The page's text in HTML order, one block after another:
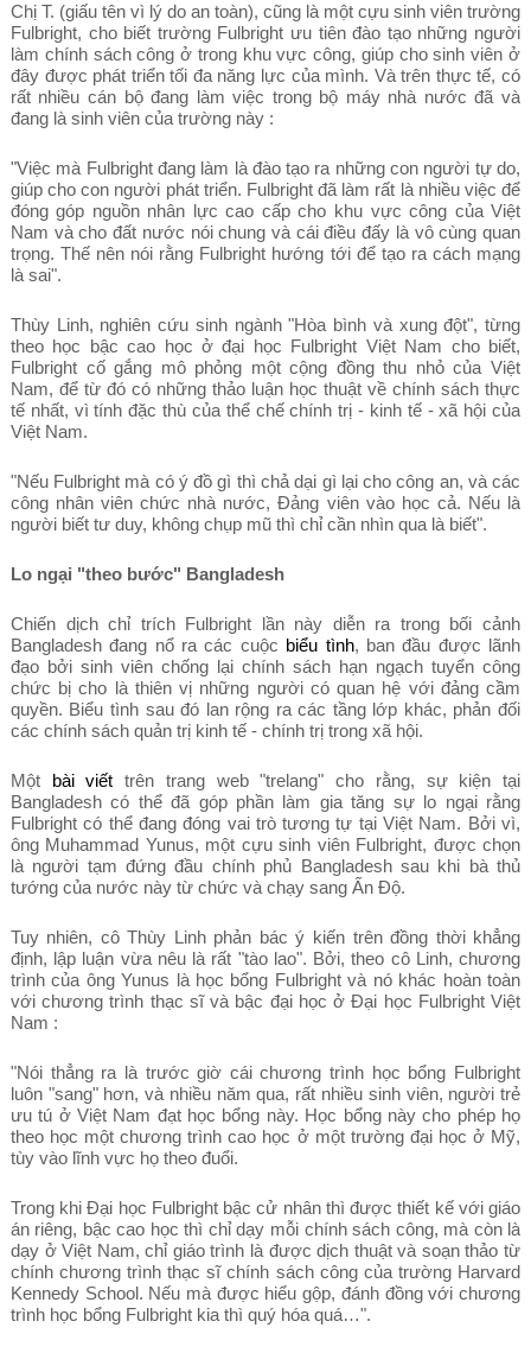
Chị T. (giấu tên vì lý do an toàn), cũng là một cựu sinh viên trường
Fulbright, cho biết trường Fulbright ưu tiên đào tạo những người
làm chính sách công ở trong khu vực công, giúp cho sinh viên ở
đây được phát triển tối đa năng lực của mình. Và trên thực tế, có
rất nhiều cán bộ đang làm việc trong bộ máy nhà nước đã và
đang là sinh viên của trường này :
"Việc mà Fulbright đang làm là đào tạo ra những con người tự do,
giúp cho con người phát triển. Fulbright đã làm rất là nhiều việc để
đóng góp nguồn nhân lực cao cấp cho khu vực công của Việt
Nam và cho đất nước nói chung và cái điều đấy là vô cùng quan
trọng. Thế nên nói rằng Fulbright hướng tới để tạo ra cách mạng
là sai".
Thùy Linh, nghiên cứu sinh ngành "Hòa bình và xung đột", từng
theo học bậc cao học ở đại học Fulbright Việt Nam cho biết,
Fulbright cố gắng mô phỏng một cộng đồng thu nhỏ của Việt
Nam, để từ đó có những thảo luận học thuật về chính sách thực
tế nhất, vì tính đặc thù của thể chế chính trị - kinh tế - xã hội của
Việt Nam.
"Nếu Fulbright mà có ý đồ gì thì chả dại gì lại cho công an, và các
công nhân viên chức nhà nước, Đảng viên vào học cả. Nếu là
người biết tư duy, không chụp mũ thì chỉ cần nhìn qua là biết".
Lo ngại "theo bước" Bangladesh
Chiến dịch chỉ trích Fulbright lần này diễn ra trong bối cảnh
Bangladesh đang nổ ra các cuộc biểu tình, ban đầu được lãnh
đạo bởi sinh viên chống lại chính sách hạn ngạch tuyển công
chức bị cho là thiên vị những người có quan hệ với đảng cầm
quyền. Biểu tình sau đó lan rộng ra các tầng lớp khác, phản đối
các chính sách quản trị kinh tế - chính trị trong xã hội.
Một bài viết trên trang web "trelang" cho rằng, sự kiện tại
Bangladesh có thể đã góp phần làm gia tăng sự lo ngại rằng
Fulbright có thể đang đóng vai trò tương tự tại Việt Nam. Bởi vì,
ông Muhammad Yunus, một cựu sinh viên Fulbright, được chọn
là người tạm đứng đầu chính phủ Bangladesh sau khi bà thủ
tướng của nước này từ chức và chạy sang Ấn Độ.
Tuy nhiên, cô Thùy Linh phản bác ý kiến trên đồng thời khẳng
định, lập luận vừa nêu là rất "tào lao". Bởi, theo cô Linh, chương
trình của ông Yunus là học bổng Fulbright và nó khác hoàn toàn
với chương trình thạc sĩ và bậc đại học ở Đại học Fulbright Việt
Nam :
"Nói thẳng ra là trước giờ cái chương trình học bổng Fulbright
luôn "sang" hơn, và nhiều năm qua, rất nhiều sinh viên, người trẻ
ưu tú ở Việt Nam đạt học bổng này. Học bổng này cho phép họ
theo học một chương trình cao học ở một trường đại học ở Mỹ,
tùy vào lĩnh vực họ theo đuổi.
Trong khi Đại học Fulbright bậc cử nhân thì được thiết kế với giáo
án riêng, bậc cao học thì chỉ dạy mỗi chính sách công, mà còn là
dạy ở Việt Nam, chỉ giáo trình là được dịch thuật và soạn thảo từ
chính chương trình thạc sĩ chính sách công của trường Harvard
Kennedy School. Nếu mà được hiểu gộp, đánh đồng với chương
trình học bổng Fulbright kia thì quý hóa quá…".